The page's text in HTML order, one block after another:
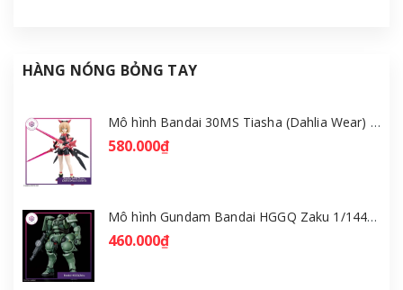
HÀNG NÓNG BỎNG TAY
Mô hình Bandai 30MS Tiasha (Dahlia Wear) [Color B] [GDB] [30MS]
580.000₫
Mô hình Gundam Bandai HGGQ Zaku 1/144 – MSG GQuuuuuuX [GDB] [BHG]
460.000₫